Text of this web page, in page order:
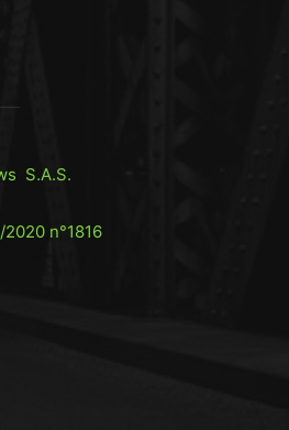
S.A.S.
n°1816